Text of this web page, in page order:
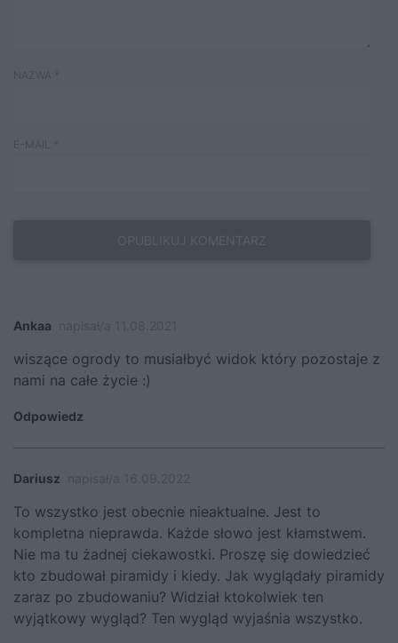
Ankaa
wiszące ogrody to musiałbyć widok który pozostaje z
nami na całe życie :)
Odpowiedz
Dariusz
To wszystko jest obecnie nieaktualne. Jest to
kompletna nieprawda. Każde słowo jest kłamstwem.
Nie ma tu żadnej ciekawostki. Proszę się dowiedzieć
kto zbudował piramidy i kiedy. Jak wyglądały piramidy
zaraz po zbudowaniu? Widział ktokolwiek ten
wyjątkowy wygląd? Ten wygląd wyjaśnia wszystko.